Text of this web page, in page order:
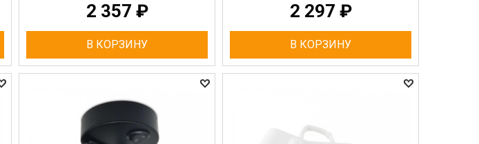
2 357 ₽
В КОРЗИНУ
2 297 ₽
В КОРЗИНУ